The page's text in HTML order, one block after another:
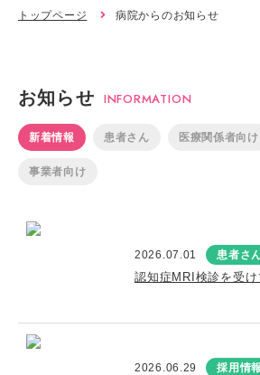
トップページ 病院からのお知らせ
お知らせ INFORMATION
新着情報 患者さん 医療関係者向け
事業者向け
2026.07.01 患者さ
認知症MRI検診を受け
2026.06.29 採用情報